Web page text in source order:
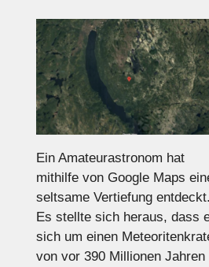
Ein Amateurastronom hat
mithilfe von Google Maps
seltsame Vertiefung entdeckt.
Es stellte sich heraus, dass
sich um einen
von vor 390 Millionen Jahren